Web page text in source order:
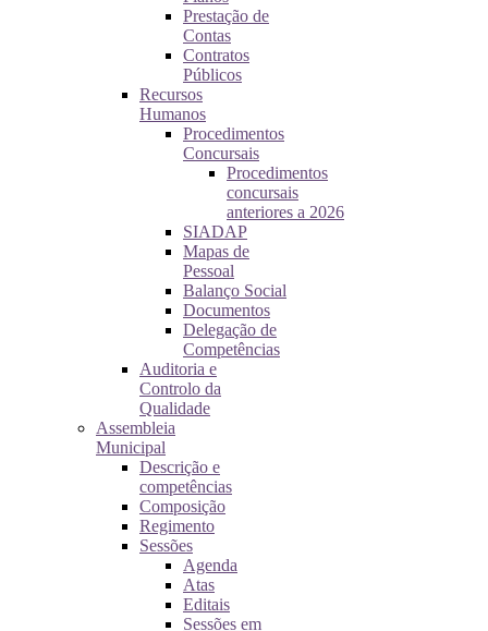
Prestação de
Contas
Contratos
Públicos
Recursos
Humanos
Procedimentos
Concursais
Procedimentos
concursais
anteriores a 2026
SIADAP
Mapas de
Pessoal
Balanço Social
Documentos
Delegação de
Competências
Auditoria e
Controlo da
Qualidade
Assembleia
Municipal
Descrição e
competências
Composição
Regimento
Sessões
Agenda
Atas
Editais
Sessões em